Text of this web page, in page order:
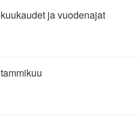
kuukaudet ja vuodenajat
tammikuu